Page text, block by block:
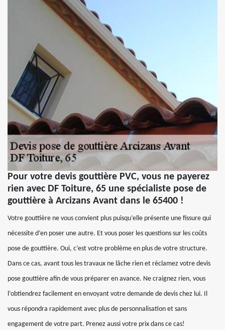
Pour votre devis gouttière PVC, vous ne payerez
rien avec DF Toiture, 65 une spécialiste pose de
gouttière à Arcizans Avant dans le 65400 !
Votre gouttière ne vous convient plus puisqu’elle présente une fissure qui
nécessite d’en poser une autre. Et vous poser les questions sur les coûts
pose de gouttière. Oui, c’est votre problème en plus de votre structure.
Dans ce cas, avant tous les travaux ne lâche rien et réclamez votre devis
pose gouttière afin de vous préparer en avance. Ne craignez rien, vous
l’obtiendrez facilement en envoyant votre demande de devis chez lui. Il
vous répondra rapidement avec plus de personnalisation et sans
engagement de votre part. Prenez aussi votre prix dans ce cas!